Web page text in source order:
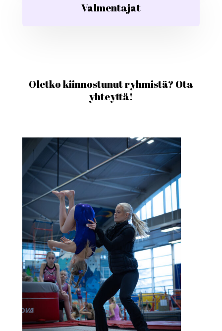
Valmentajat
Oletko kiinnostunut ryhmistä? Ota
yhteyttä!